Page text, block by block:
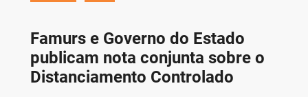
Famurs e Governo do Estado
publicam nota conjunta sobre o
Distanciamento Controlado